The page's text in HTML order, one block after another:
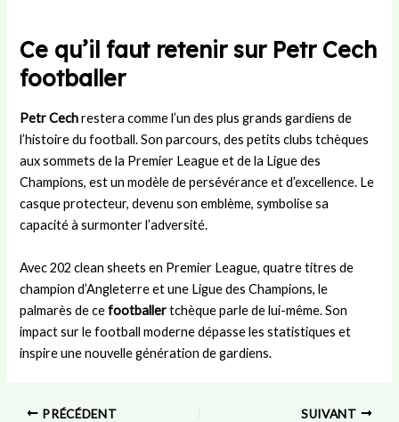
Ce qu’il faut retenir sur Petr Cech
footballer
Petr Cechrestera comme l’un des plus grands gardiens de
l’histoire du football. Son parcours, des petits clubs tchèques
aux sommets de la Premier League et de la Ligue des
Champions, est un modèle de persévérance et d’excellence. Le
casque protecteur, devenu son emblème, symbolise sa
capacité à surmonter l’adversité.
Avec 202 clean sheets en Premier League, quatre titres de
champion d’Angleterre et une Ligue des Champions, le
palmarès de cefootballertchèque parle de lui-même. Son
impact sur le football moderne dépasse les statistiques et
inspire une nouvelle génération de gardiens.
PRÉCÉDENT SUIVANT